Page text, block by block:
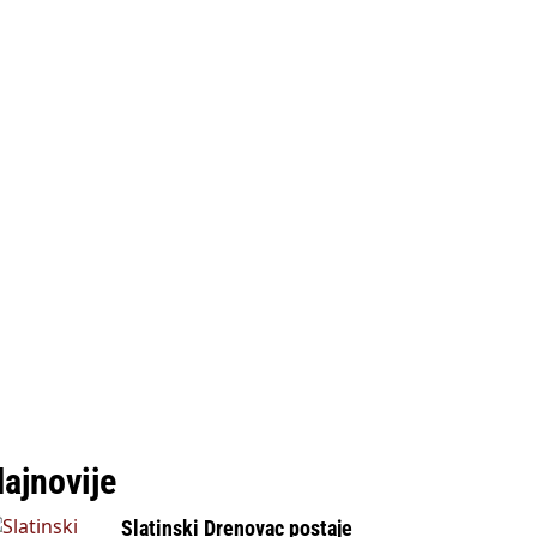
Slatinski Drenovac postaje